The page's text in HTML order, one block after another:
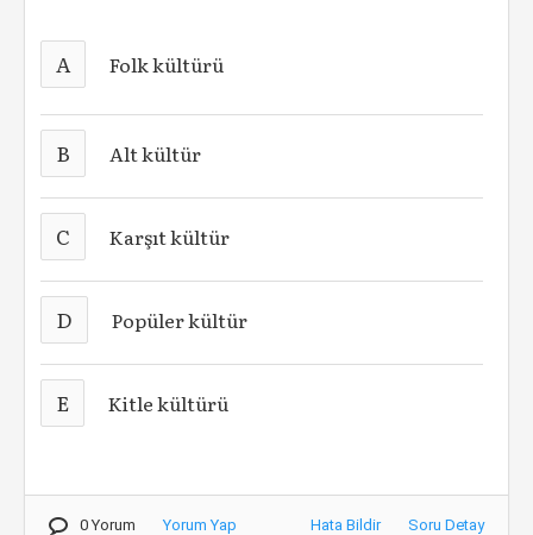
A Folk kültürü
B Alt kültür
C Karşıt kültür
D Popüler kültür
E Kitle kültürü
0 Yorum Yorum Yap Hata Bildir Soru Detay